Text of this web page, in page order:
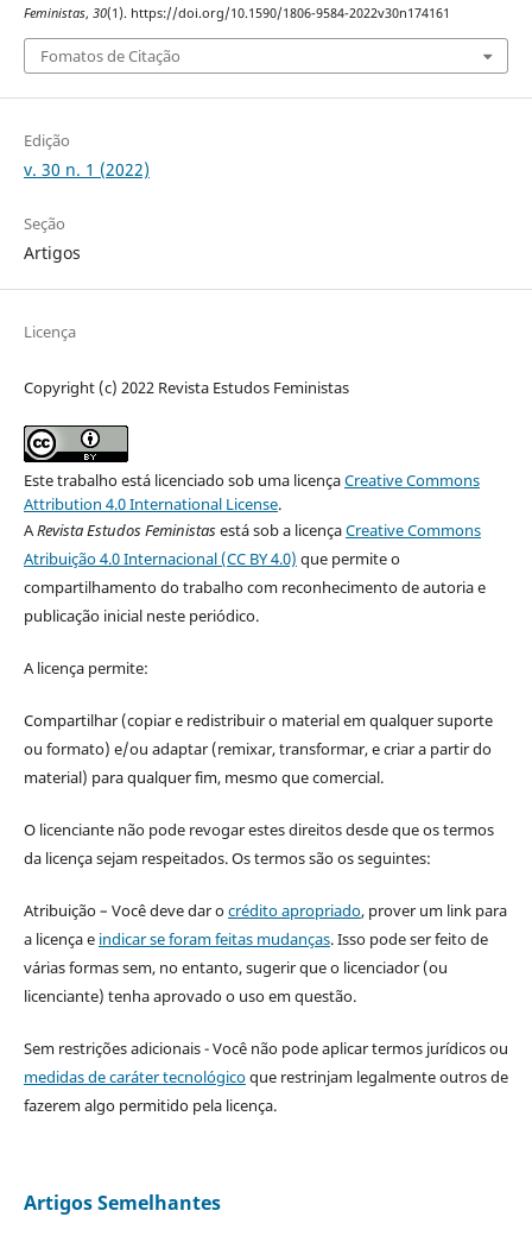
Feministas, 30(1). https://doi.org/10.1590/1806-9584-2022v30n174161
Fomatos de Citação
Edição
v. 30 n. 1 (2022)
Seção
Artigos
Licença
Copyright (c) 2022 Revista Estudos Feministas
Este trabalho está licenciado sob uma licençaCreative Commons
Attribution 4.0 International License.
ARevista Estudos Feministasestá sob a licençaCreative Commons
Atribuição 4.0 Internacional (CC BY 4.0) que permite o
compartilhamento do trabalho com reconhecimento de autoria e
publicação inicial neste periódico.
A licença permite:
Compartilhar (copiar e redistribuir o material em qualquer suporte
ou formato) e/ou adaptar (remixar, transformar, e criar a partir do
material) para qualquer fim, mesmo que comercial.
O licenciante não pode revogar estes direitos desde que os termos
da licença sejam respeitados. Os termos são os seguintes:
Atribuição – Você deve dar ocrédito apropriado, prover um link para
a licença e indicar se foram feitas mudanças. Isso pode ser feito de
várias formas sem, no entanto, sugerir que o licenciador (ou
licenciante) tenha aprovado o uso em questão.
Sem restrições adicionais - Você não pode aplicar termos jurídicos ou
medidas de caráter tecnológicoque restrinjam legalmente outros de
fazerem algo permitido pela licença.
Artigos Semelhantes